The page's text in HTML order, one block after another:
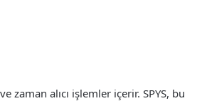
zaman alıcı işlemler içerir. SPYS, bu